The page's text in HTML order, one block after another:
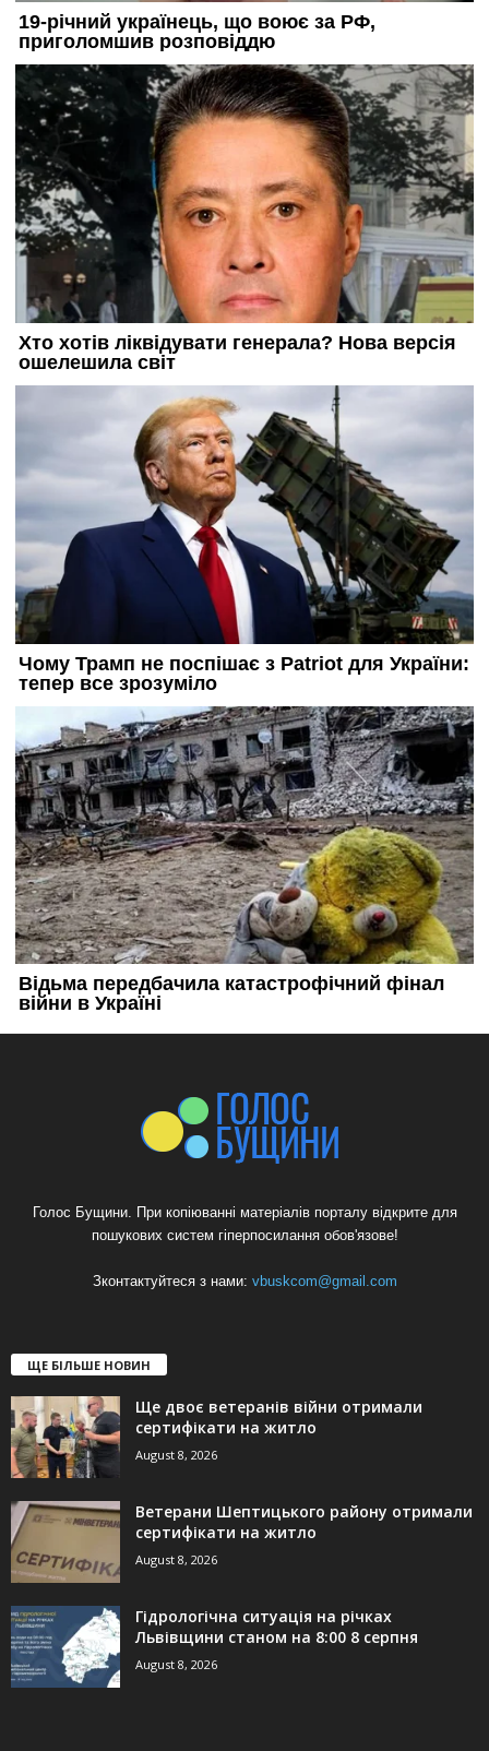
Голос Бущини. При копіюванні матеріалів порталу відкрите для
пошукових систем гіперпосилання обов'язове!
Зконтактуйтеся з нами: vbuskcom@gmail.com
ЩЕ БІЛЬШЕ НОВИН
Ще двоє ветеранів війни отримали
сертифікати на житло
August 8, 2026
Ветерани Шептицького району отримали
сертифікати на житло
August 8, 2026
Гідрологічна ситуація на річках
Львівщини станом на 8:00 8 серпня
August 8, 2026